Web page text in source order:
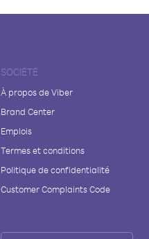
SOCIÉTÉ
À propos de Viber
Brand Center
Emplois
Termes et conditions
Politique de confidentialité
Customer Complaints Code